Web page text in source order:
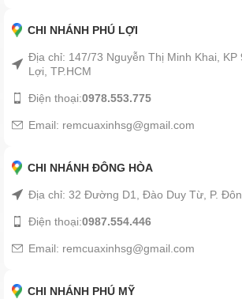
CHI NHÁNH PHÚ LỢI
Địa chỉ: 147/73 Nguyễn Thị Minh Khai, KP
Lợi, TP.HCM
Điện thoại:0978.553.775
Email: remcuaxinhsg@gmail.com
CHI NHÁNH ĐÔNG HÒA
Địa chỉ: 32 Đường D1, Đào Duy Từ, P.
Điện thoại:0987.554.446
Email: remcuaxinhsg@gmail.com
CHI NHÁNH PHÚ MỸ